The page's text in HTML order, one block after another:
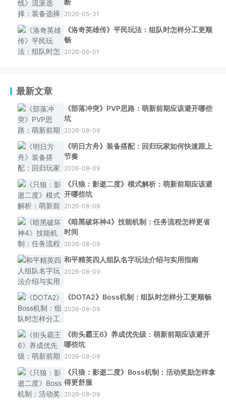
断
2026-05-31
《洛奇英雄传》平民玩法：组队时怎样分工更顺
畅
2026-06-01
最新文章
《部落冲突》PVP思路：萌新前期应该避开哪些
坑
2026-08-09
《明日方舟》装备搭配：回归玩家如何快速跟上
节奏
2026-08-09
《只狼：影逝二度》模式解析：萌新前期应该避
开哪些坑
2026-08-09
《暗黑破坏神4》技能机制：任务流程怎样更省
时间
2026-08-09
和平精英四人组队名字玩法介绍与实用指南
2026-08-09
《DOTA2》Boss机制：组队时怎样分工更顺畅
2026-08-09
《街头霸王6》养成优先级：萌新前期应该避开
哪些坑
2026-08-09
《只狼：影逝二度》Boss机制：活动奖励怎样拿
得更舒服
2026-08-09